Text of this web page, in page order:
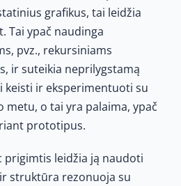
grafikus, tai leidžia
Tai ypač naudinga
pvz., rekursiniams
ir suteikia neprilygstamą
keisti ir eksperimentuoti su
metu, o tai yra palaima, ypač
prototipus.
prigimtis leidžia ją naudoti
struktūra rezonuoja su